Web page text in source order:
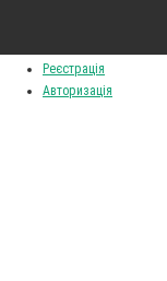
Реєстрація
Авторизація